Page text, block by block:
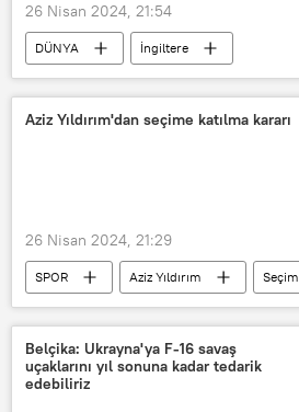
26 Nisan 2024, 21:54
DÜNYA
İngiltere
Birleşik Krallık
Kral Charles
İngiliz kraliyet ailesi
kamu görevi
Aziz Yıldırım'dan seçime katılma kararı
26 Nisan 2024, 21:29
SPOR Aziz Yıldırım
Seçim
Fenerbahçe
Belçika: Ukrayna'ya F-16 savaş
uçaklarını yıl sonuna kadar tedarik
edebiliriz